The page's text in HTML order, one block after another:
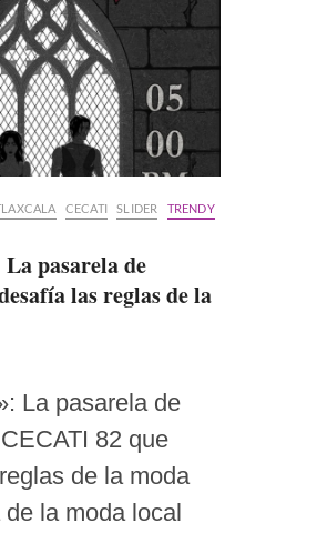
CECATI SLIDER
TRENDY
pasarela de
las reglas de la
La pasarela de
82 que
de la moda
la moda local